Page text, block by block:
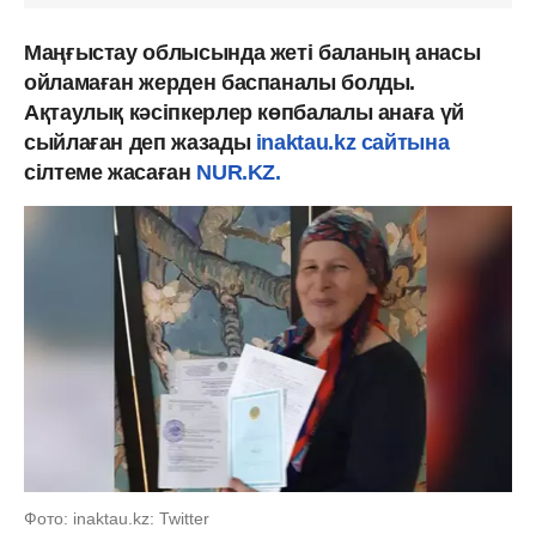
Маңғыстау облысында жеті баланың анасы
ойламаған жерден баспаналы болды.
Ақтаулық кәсіпкерлер көпбалалы анаға үй
сыйлаған деп жазадыinaktau.kz сайтына
сілтеме жасаған NUR.KZ.
Фото: inaktau.kz: Twitter